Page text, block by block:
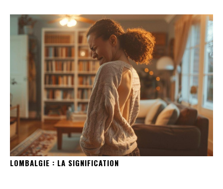
LOMBALGIE : LA SIGNIFICATION